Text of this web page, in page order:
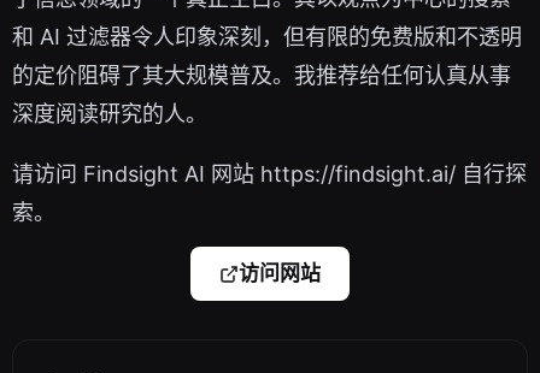
和 AI 过滤器令人印象深刻，但有限的免费版和不透明
的定价阻碍了其大规模普及。我推荐给任何认真从事
深度阅读研究的人。
请访问 Findsight AI 网站 https://findsight.ai/ 自行探
索。
访问网站